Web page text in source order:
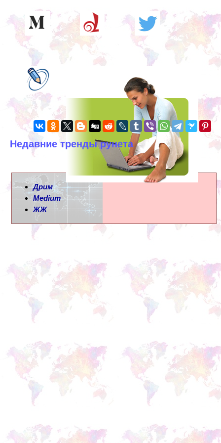
Недавние тренды рунета
Дрим
Medium
ЖЖ